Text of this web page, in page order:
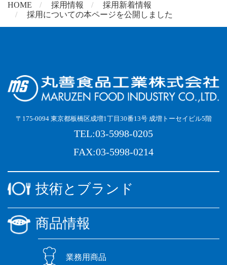
HOME 採用情報
採用新着情報
採用についての本ページを公開しました
〒175-0094 東京都板橋区成増1丁目30番13号 成増トーセイビル5階
TEL:03-5998-0205
FAX:03-5998-0214
技術とブランド
商品情報
業務用商品